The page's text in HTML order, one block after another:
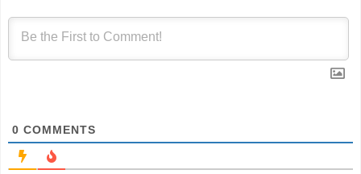
0 COMMENTS